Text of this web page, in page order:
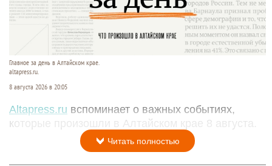
Главное за день в Алтайском крае.
altapress.ru.
8 августа 2026 в 20:05
Altapress.ru вспоминает о важных событиях,
которые произошли в Алтайском крае 8 августа.
Читать полностью